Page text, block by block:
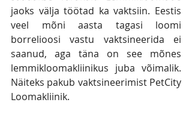
jaoks välja töötad ka vaktsiin. Eestis
veel mõni aasta tagasi loomi
borrelioosi vastu vaktsineerida ei
saanud, aga täna on see mõnes
lemmikloomakliinikus juba võimalik.
Näiteks pakub vaktsineerimist PetCity
Loomakliinik.